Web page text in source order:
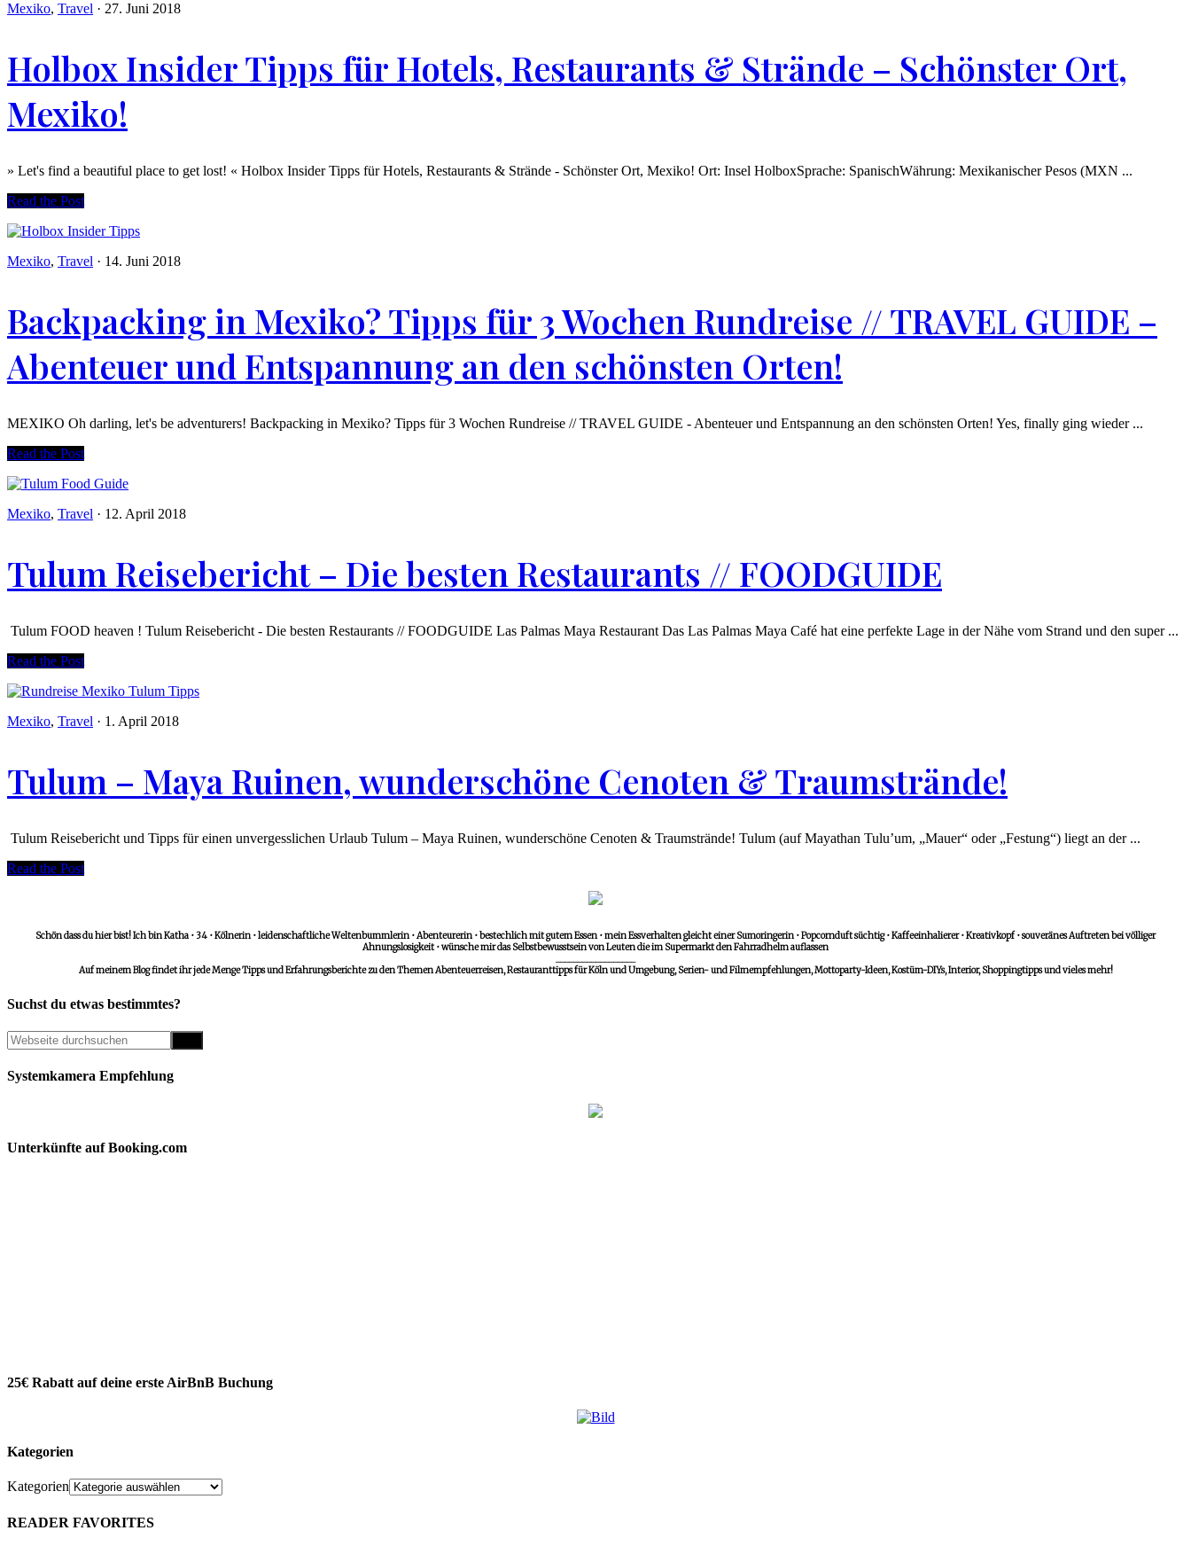
Mexiko, Travel · 27. Juni 2018
Holbox Insider Tipps für Hotels, Restaurants & Strände – Schönster Ort,
Mexiko!
» Let's find a beautiful place to get lost! « Holbox Insider Tipps für Hotels, Restaurants & Strände - Schönster Ort, Mexiko! Ort: Insel HolboxSprache: SpanischWährung: Mexikanischer Pesos (MXN ...
Read the Post
Mexiko, Travel · 14. Juni 2018
Backpacking in Mexiko? Tipps für 3 Wochen Rundreise // TRAVEL GUIDE –
Abenteuer und Entspannung an den schönsten Orten!
MEXIKO Oh darling, let's be adventurers! Backpacking in Mexiko? Tipps für 3 Wochen Rundreise // TRAVEL GUIDE - Abenteuer und Entspannung an den schönsten Orten! Yes, finally ging wieder ...
Read the Post
Mexiko, Travel · 12. April 2018
Tulum Reisebericht – Die besten Restaurants // FOODGUIDE
Tulum FOOD heaven ! Tulum Reisebericht - Die besten Restaurants // FOODGUIDE Las Palmas Maya Restaurant Das Las Palmas Maya Café hat eine perfekte Lage in der Nähe vom Strand und den super ...
Read the Post
Mexiko, Travel · 1. April 2018
Tulum – Maya Ruinen, wunderschöne Cenoten & Traumstrände!
Tulum Reisebericht und Tipps für einen unvergesslichen Urlaub Tulum – Maya Ruinen, wunderschöne Cenoten & Traumstrände! Tulum (auf Mayathan Tulu’um, „Mauer“ oder „Festung“) liegt an der ...
Read the Post
Schön dass du hier bist! Ich bin Katha • 34 • Kölnerin • leidenschaftliche Weltenbummlerin • Abenteurerin • bestechlich mit gutem Essen • mein Essverhalten gleicht einer Sumoringerin • Popcornduft süchtig • Kaffeeinhalierer • Kreativkopf • souveränes Auftreten bei völliger
Ahnungslosigkeit • wünsche mir das Selbstbewusstsein von Leuten die im Supermarkt den Fahrradhelm auflassen
__________________
Auf meinem Blog findet ihr jede Menge Tipps und Erfahrungsberichte zu den Themen Abenteuerreisen, Restauranttipps für Köln und Umgebung, Serien- und Filmempfehlungen, Mottoparty-Ideen, Kostüm-DIYs, Interior, Shoppingtipps und vieles mehr!
Suchst du etwas bestimmtes?
Systemkamera Empfehlung
Unterkünfte auf Booking.com
25€ Rabatt auf deine erste AirBnB Buchung
Kategorien
Kategorien
READER FAVORITES